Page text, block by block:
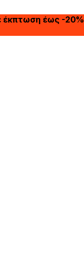
έκπτωση έως -20%